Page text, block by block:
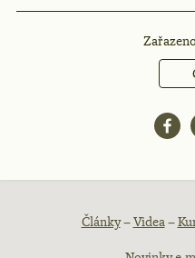
Patička
Články–Videa–